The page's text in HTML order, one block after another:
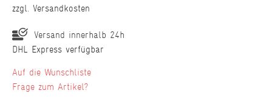
zzgl. Versandkosten
Versand innerhalb 24h
DHL Express verfügbar
Wunschliste
Frage zum Artikel?